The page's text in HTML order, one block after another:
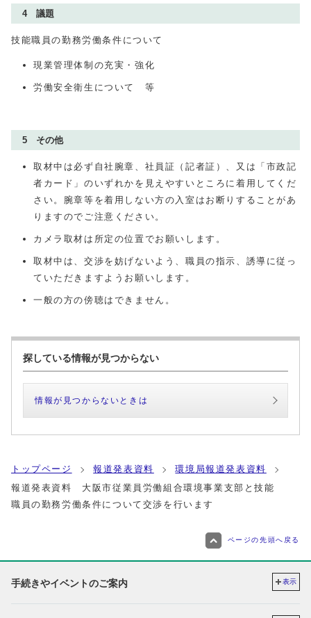
4 議題
技能職員の勤務労働条件について
現業管理体制の充実・強化
労働安全衛生について 等
5 その他
取材中は必ず自社腕章、社員証（記者証）、又は「市政記
者カード」のいずれかを見えやすいところに着用してくだ
さい。腕章等を着用しない方の入室はお断りすることがあ
りますのでご注意ください。
カメラ取材は所定の位置でお願いします。
取材中は、交渉を妨げないよう、職員の指示、誘導に従っ
ていただきますようお願いします。
一般の方の傍聴はできません。
探している情報が見つからない
情報が見つからないときは
トップページ 報道発表資料
環境局報道発表資料
報道発表資料 大阪市従業員労働組合環境事業支部と技能
職員の勤務労働条件について交渉を行います
ページの先頭へ戻る
手続きやイベントのご案内 表示